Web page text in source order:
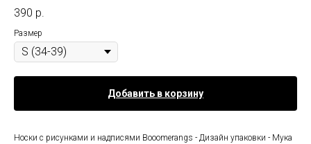
390 р.
Размер
Добавить в корзину
Носки с рисунками и надписями Booomerangs - Дизайн упаковки - Мука